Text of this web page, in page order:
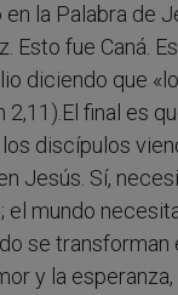
la Palabra de
Esto fue Caná.
diciendo que
2,11).El final es
discípulos
Jesús. Sí,
el mundo
se transforman
y la